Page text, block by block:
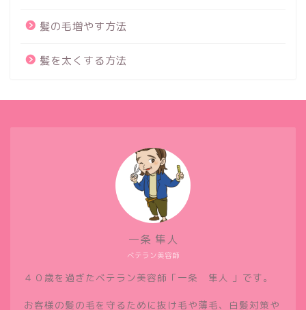
髪の毛増やす方法
髪を太くする方法
ベテラン美容師
一条 隼人
４０歳を過ぎたベテラン美容師「一条 隼人 」です。
お客様の髪の毛を守るために抜け毛や薄毛、白髪対策や